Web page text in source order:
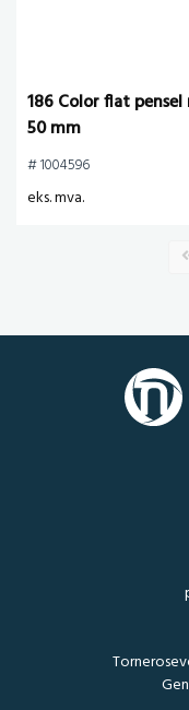
186 Color flat
50 mm
# 1004596
eks. mva.